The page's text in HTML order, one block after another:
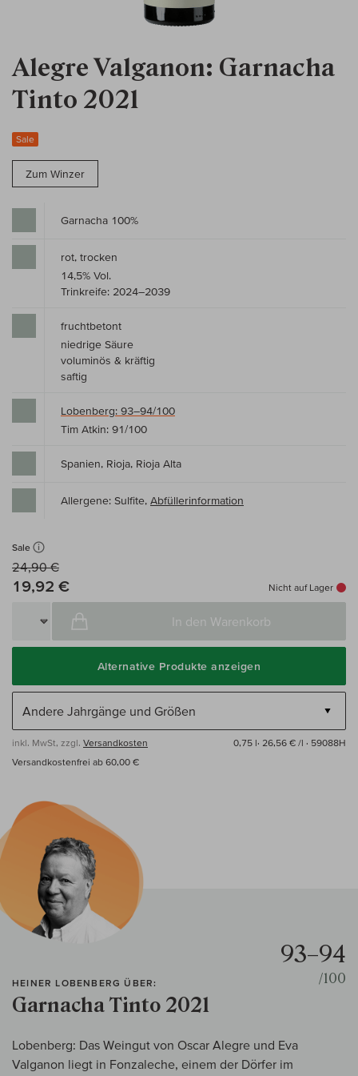
Alegre Valganon: Garnacha
Tinto 2021
Sale
Zum Winzer
Garnacha 100%
rot, trocken
14,5% Vol.
Trinkreife: 2024–2039
fruchtbetont
niedrige Säure
voluminös & kräftig
saftig
Lobenberg: 93–94/100
Tim Atkin: 91/100
Spanien, Rioja, Rioja Alta
Allergene: Sulfite, Abfüllerinformation
Sale
24,90 €
19,92 € Nicht auf Lager
In den Warenkorb
Alternative Produkte anzeigen
inkl. MwSt, zzgl. Versandkosten 0,75 l· 26,56 € /l · 59088H
Versandkostenfrei ab 60,00 €
HEINER LOBENBERG ÜBER:
Garnacha Tinto 2021
93–94
/100
Lobenberg: Das Weingut von Oscar Alegre und Eva
Valganon liegt in Fonzaleche, einem der Dörfer im